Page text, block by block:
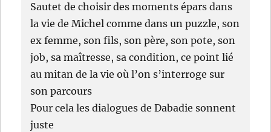
Sautet de choisir des moments épars dans
la vie de Michel comme dans un puzzle, son
ex femme, son fils, son père, son pote, son
job, sa maîtresse, sa condition, ce point lié
au mitan de la vie où l’on s’interroge sur
son parcours
Pour cela les dialogues de Dabadie sonnent
juste